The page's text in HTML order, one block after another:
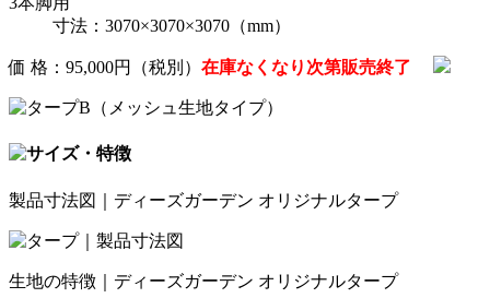
寸法：3070×3070×3070（mm）
価 格：95,000円（税別） 在庫なくなり次第販売終了
製品寸法図｜ディーズガーデン オリジナルタープ
生地の特徴｜ディーズガーデン オリジナルタープ